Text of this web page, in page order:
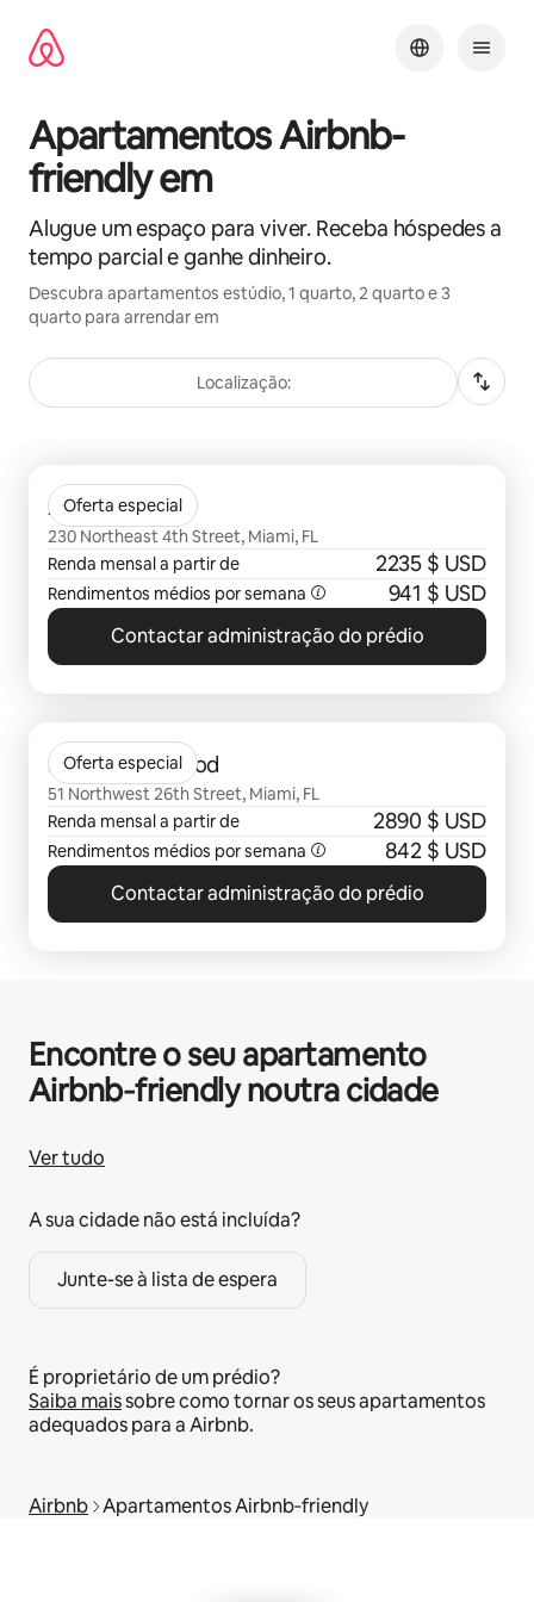
Apartamentos Airbnb-
friendly em
Alugue um espaço para viver. Receba hóspedes a
tempo parcial e ganhe dinheiro.
Descubra apartamentos estúdio, 1 quarto, 2 quarto e 3
quarto para arrendar em
Localização:
Oferta especial
Alea
230 Northeast 4th Street, Miami, FL
Renda mensal a partir de
2235 $ USD
Rendimentos médios por semana 941 $ USD
Contactar administração do prédio
Oferta especial
Sentral Wynwood
51 Northwest 26th Street, Miami, FL
Renda mensal a partir de
2890 $ USD
Rendimentos médios por semana 842 $ USD
Contactar administração do prédio
Encontre o seu apartamento
Airbnb‑friendly noutra cidade
Ver tudo
A sua cidade não está incluída?
Junte-se à lista de espera
É proprietário de um prédio?
Saiba maissobre como tornar os seus apartamentos
adequados para a Airbnb.
Airbnb Apartamentos Airbnb‑friendly